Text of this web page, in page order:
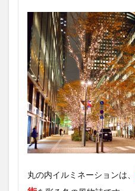
丸の内イルミネーションは、